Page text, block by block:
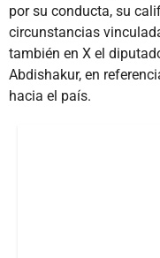
por su conducta, su
circunstancias
también en X el
Abdishakur, en
hacia el país.